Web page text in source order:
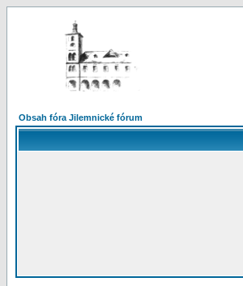
Obsah fóra Jilemnické fórum